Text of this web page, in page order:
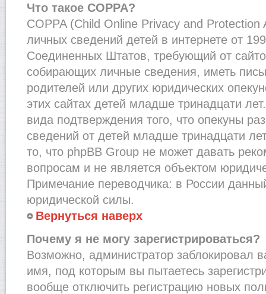
Что такое COPPA?
COPPA (Child Online Privacy and Protection
личных сведений детей в интернете от
Соединенных Штатов, требующий от
собирающих личные сведения, иметь
родителей или других юридических
этих сайтах детей младше тринадцати
вида подтверждения того, что опекуны
сведений от детей младше тринадцати
то, что phpBB Group не может давать
вопросам и не является объектом
Примечание переводчика: в России
юридической силы.
Вернуться наверх
Почему я не могу зарегистрироваться?
Возможно, администратор заблокировал
имя, под которым вы пытаетесь
вообще отключить регистрацию новых